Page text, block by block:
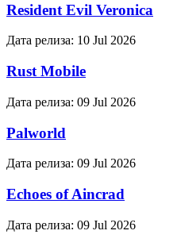
Resident Evil Veronica
Дата релиза: 10 Jul 2026
Rust Mobile
Дата релиза: 09 Jul 2026
Palworld
Дата релиза: 09 Jul 2026
Echoes of Aincrad
Дата релиза: 09 Jul 2026